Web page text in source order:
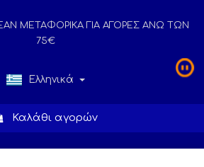
ΜΕΤΑΦΟΡΙΚΑ ΓΙΑ ΑΓΟΡΕΣ ΑΝΩ ΤΩΝ
75€
Ελληνικά
Καλάθι αγορών